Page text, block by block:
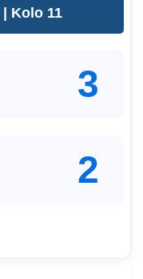
| Kolo 11
3
2